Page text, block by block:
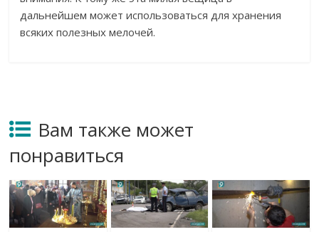
дальнейшем может использоваться для хранения
всяких полезных мелочей.
Вам также может
понравиться